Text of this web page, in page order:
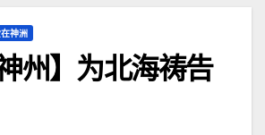
神洲
州】为北海祷告